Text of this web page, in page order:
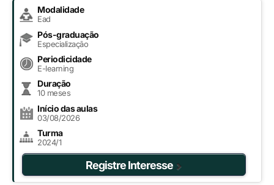
Modalidade
Ead
Pós-graduação
Especialização
Periodicidade
E-learning
Duração
10 meses
Início das aulas
03/08/2026
Turma
2024/1
Registre Interesse